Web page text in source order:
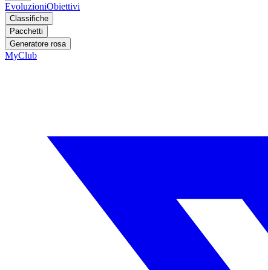
EvoluzioniObiettivi
Classifiche
Pacchetti
Generatore rosa
MyClub